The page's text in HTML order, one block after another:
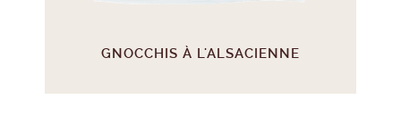
GNOCCHIS À L'ALSACIENNE